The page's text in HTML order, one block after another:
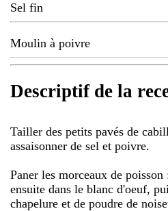
Sel fin
Moulin à poivre
Descriptif de la
Tailler des petits pavés de
assaisonner de sel et poivre.
Paner les morceaux de
ensuite dans le blanc d'oeuf,
chapelure et de poudre de